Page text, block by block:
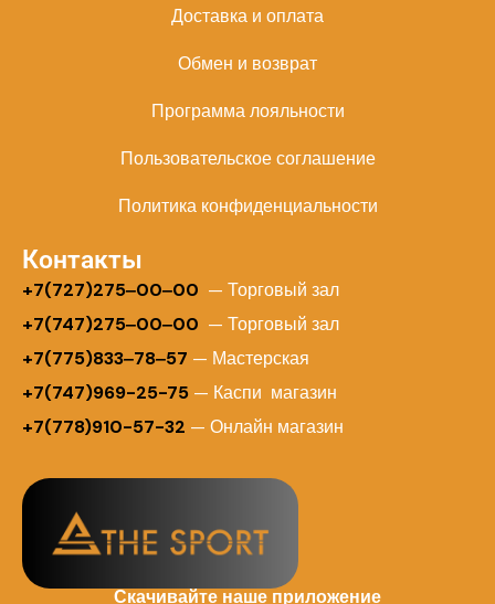
Доставка и оплата
Обмен и возврат
Программа лояльности
Пользовательское соглашение
Политика конфиденциальности
Контакты
+7(727)275‒00‒00 — Торговый зал
+7(747)275‒00‒00 — Торговый зал
+7(775)833‒78‒57 — Мастерская
+7(747)969-25-75 — Каспи магазин
+7(778)910-57-32 — Онлайн магазин
Скачивайте наше приложение